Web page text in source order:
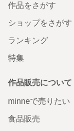
作品をさがす
ショップをさがす
ランキング
特集
作品販売について
minneで売りたい
食品販売